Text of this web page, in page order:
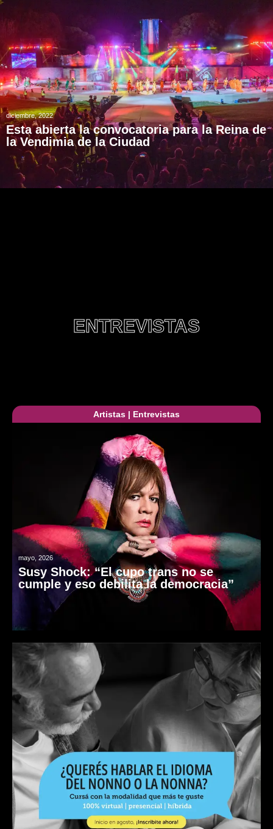
diciembre, 2022
Esta abierta la convocatoria para la Reina de
la Vendimia de la Ciudad
ENTREVISTAS
Artistas | Entrevistas
mayo, 2026
Susy Shock: “El cupo trans no se
cumple y eso debilita la democracia”